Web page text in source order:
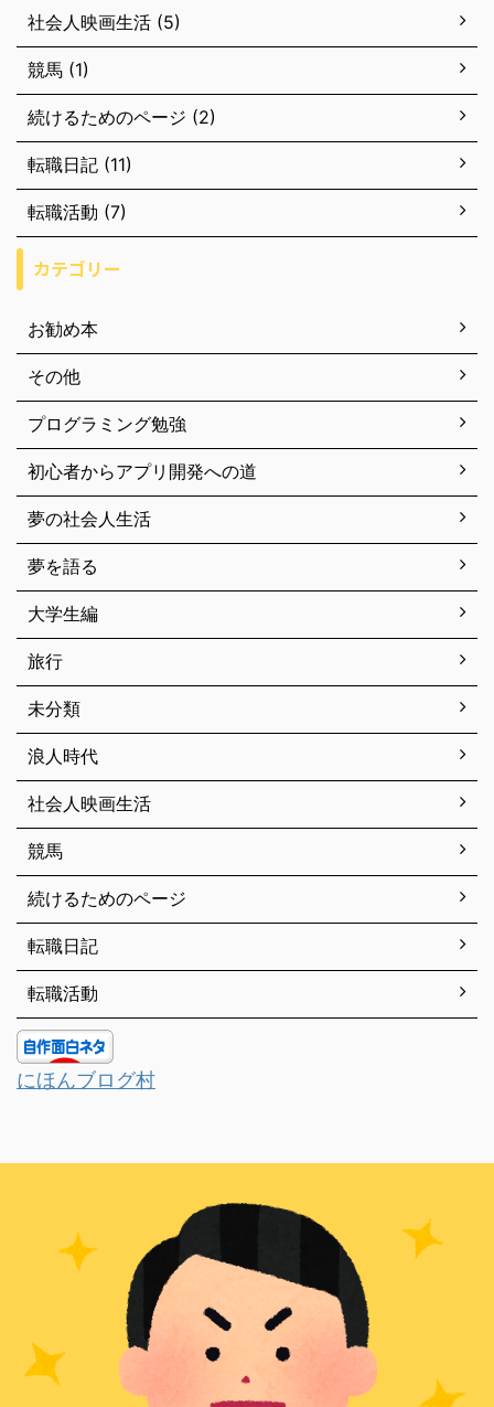
社会人映画生活 (5)
競馬 (1)
続けるためのページ (2)
転職日記 (11)
転職活動 (7)
カテゴリー
お勧め本
その他
プログラミング勉強
初心者からアプリ開発への道
夢の社会人生活
夢を語る
大学生編
旅行
未分類
浪人時代
社会人映画生活
競馬
続けるためのページ
転職日記
転職活動
にほんブログ村